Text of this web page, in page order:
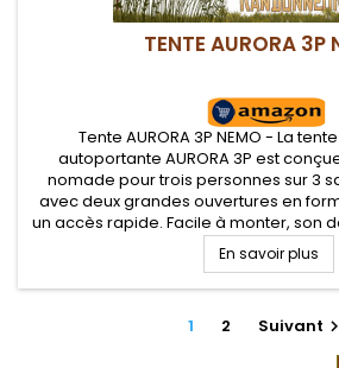
TENTE AURORA 3P
Tente AURORA 3P NEMO - La
autoportante AURORA 3P est
nomade pour trois personnes sur 3
avec deux grandes ouvertures en
un accès rapide. Facile à monter, son
mauvais temps et son aération est
verticaux assurent le plus
En savoir plus
1 2 Suivant 